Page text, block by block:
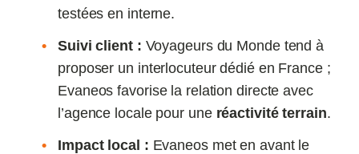
testées en interne.
Suivi client : Voyageurs du Monde tend à
proposer un interlocuteur dédié en France ;
Evaneos favorise la relation directe avec
l’agence locale pour une réactivité terrain.
Impact local : Evaneos met en avant le